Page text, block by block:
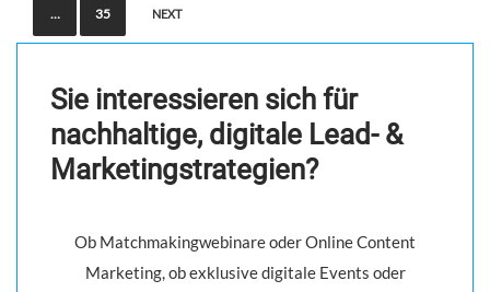
s
… 35 NEXT
Sie interessieren sich für
nachhaltige, digitale Lead- &
Marketingstrategien?
Ob Matchmakingwebinare oder Online Content
Marketing, ob exklusive digitale Events oder